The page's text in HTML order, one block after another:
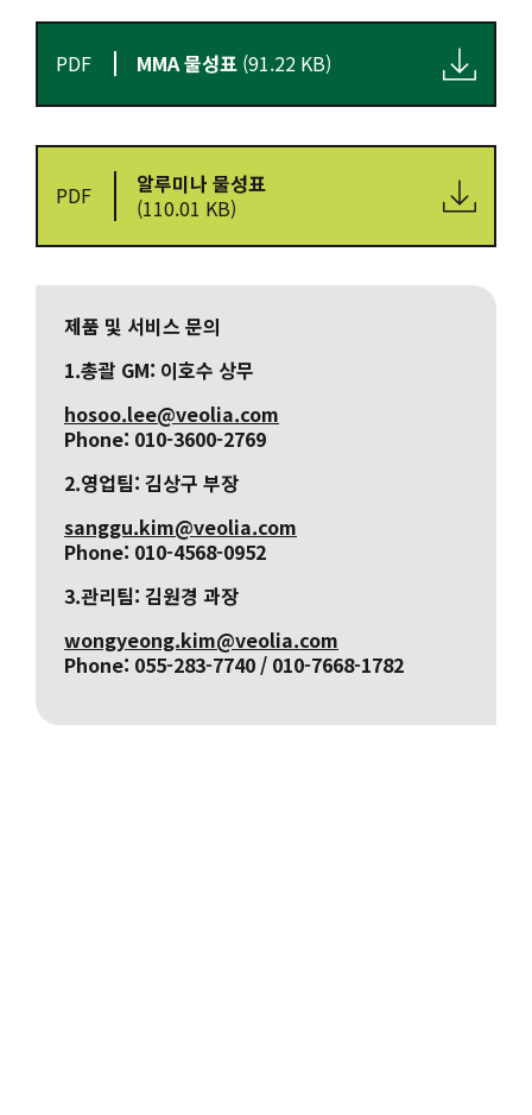
PDF MMA 물성표 (91.22 KB)
PDF
알루미나 물성표
(110.01 KB)
제품 및 서비스 문의
1.총괄 GM: 이호수 상무
hosoo.lee@veolia.com
Phone: 010-3600-2769
2.영업팀: 김상구 부장
sanggu.kim@veolia.com
Phone: 010-4568-0952
3.관리팀: 김원경 과장
wongyeong.kim@veolia.com
Phone: 055-283-7740 / 010-7668-1782